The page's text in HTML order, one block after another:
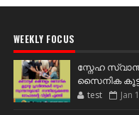
WEEKLY FOCUS
സ്നേഹ
സൈനിക
test Jan